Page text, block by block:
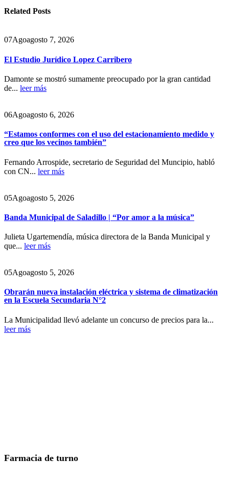
Related Posts
07Agoagosto 7, 2026
El Estudio Jurídico Lopez Carribero
Damonte se mostró sumamente preocupado por la gran cantidad
de... leer más
06Agoagosto 6, 2026
“Estamos conformes con el uso del estacionamiento medido y
creo que los vecinos también”
Fernando Arrospide, secretario de Seguridad del Muncipio, habló
con CN... leer más
05Agoagosto 5, 2026
Banda Municipal de Saladillo | “Por amor a la música”
Julieta Ugartemendía, música directora de la Banda Municipal y
que... leer más
05Agoagosto 5, 2026
Obrarán nueva instalación eléctrica y sistema de climatización
en la Escuela Secundaria N°2
La Municipalidad llevó adelante un concurso de precios para la...
leer más
Farmacia de turno